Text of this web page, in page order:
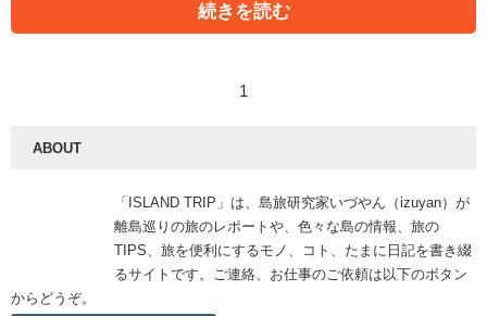
続きを読む
1
ABOUT
「ISLAND TRIP」は、島旅研究家いづやん（izuyan）が
離島巡りの旅のレポートや、色々な島の情報、旅の
TIPS、旅を便利にするモノ、コト、たまに日記を書き綴
るサイトです。ご連絡、お仕事のご依頼は以下のボタン
からどうぞ。